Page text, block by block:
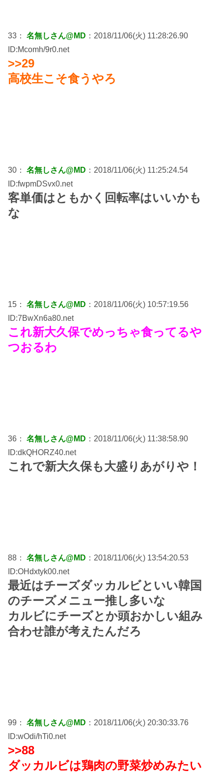
33： 名無しさん@MD ：2018/11/06(火) 11:28:26.90
ID:Mcomh/9r0.net
>>29
高校生こそ食うやろ
30： 名無しさん@MD ：2018/11/06(火) 11:25:24.54
ID:fwpmDSvx0.net
客単価はともかく回転率はいいかも
な
15： 名無しさん@MD ：2018/11/06(火) 10:57:19.56
ID:7BwXn6a80.net
これ新大久保でめっちゃ食ってるや
つおるわ
36： 名無しさん@MD ：2018/11/06(火) 11:38:58.90
ID:dkQHORZ40.net
これで新大久保も大盛りあがりや！
88： 名無しさん@MD ：2018/11/06(火) 13:54:20.53
ID:OHdxtyk00.net
最近はチーズダッカルビといい韓国
のチーズメニュー推し多いな
カルビにチーズとか頭おかしい組み
合わせ誰が考えたんだろ
99： 名無しさん@MD ：2018/11/06(火) 20:30:33.76
ID:wOdi/hTi0.net
>>88
ダッカルビは鶏肉の野菜炒めみたい